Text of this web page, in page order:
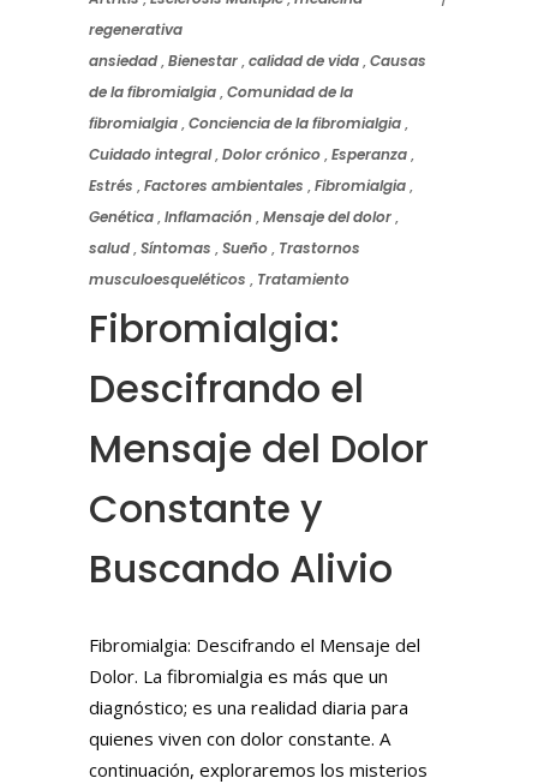
regenerativa
ansiedad,Bienestar,calidad de vida,Causas
de la fibromialgia,Comunidad de la
fibromialgia,Conciencia de la fibromialgia,
Cuidado integral,Dolor crónico,Esperanza,
Estrés ,Factores ambientales ,Fibromialgia,
Genética,Inflamación,Mensaje del dolor,
salud,Síntomas ,Sueño, Trastornos
musculoesqueléticos , Tratamiento
Fibromialgia:
Descifrando el
Mensaje del Dolor
Constante y
Buscando Alivio
Fibromialgia: Descifrando el Mensaje del
Dolor. La fibromialgia es más que un
diagnóstico; es una realidad diaria para
quienes viven con dolor constante. A
continuación, exploraremos los misterios